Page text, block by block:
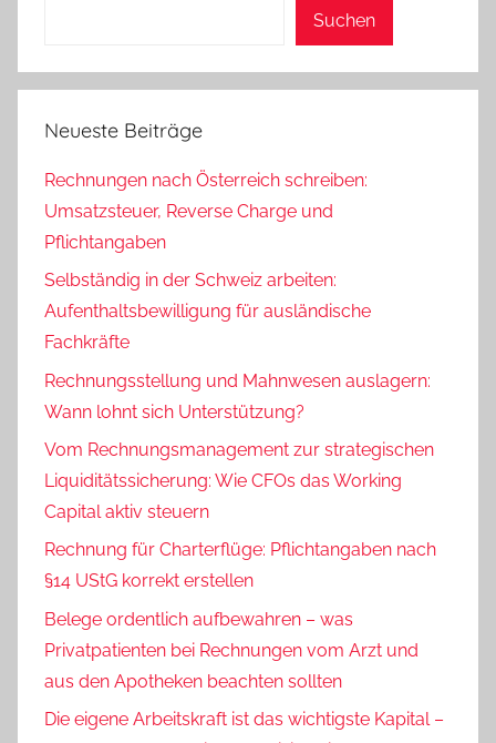
Suchen
Neueste Beiträge
Rechnungen nach Österreich schreiben:
Umsatzsteuer, Reverse Charge und
Pflichtangaben
Selbständig in der Schweiz arbeiten:
Aufenthaltsbewilligung für ausländische
Fachkräfte
Rechnungsstellung und Mahnwesen auslagern:
Wann lohnt sich Unterstützung?
Vom Rechnungsmanagement zur strategischen
Liquiditätssicherung: Wie CFOs das Working
Capital aktiv steuern
Rechnung für Charterflüge: Pflichtangaben nach
§14 UStG korrekt erstellen
Belege ordentlich aufbewahren – was
Privatpatienten bei Rechnungen vom Arzt und
aus den Apotheken beachten sollten
Die eigene Arbeitskraft ist das wichtigste Kapital –